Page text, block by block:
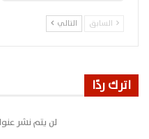
السابق التالي
اترك ردًا
لن يتم نشر